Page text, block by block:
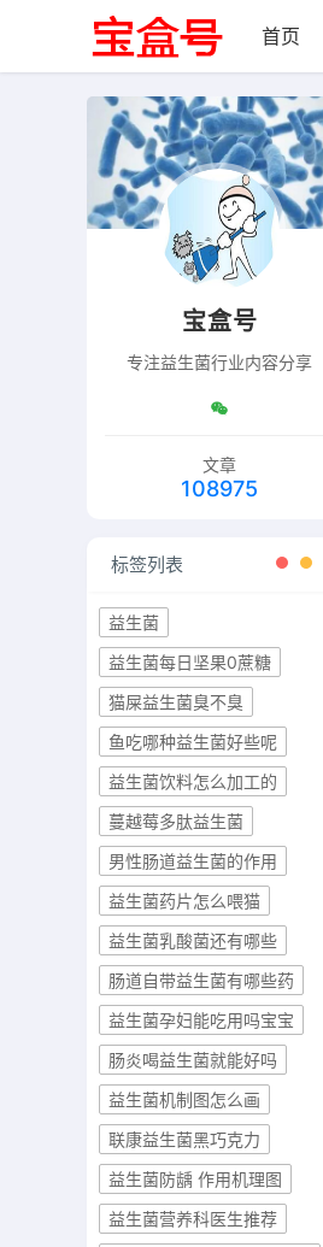
首页
宝盒号
专注益生菌行业内容分享
文章
108975
标签列表
益生菌
益生菌每日坚果0蔗糖
猫屎益生菌臭不臭
鱼吃哪种益生菌好些呢
益生菌饮料怎么加工的
蔓越莓多肽益生菌
男性肠道益生菌的作用
益生菌药片怎么喂猫
益生菌乳酸菌还有哪些
肠道自带益生菌有哪些药
益生菌孕妇能吃用吗宝宝
肠炎喝益生菌就能好吗
益生菌机制图怎么画
联康益生菌黑巧克力
益生菌防龋 作用机理图
益生菌营养科医生推荐